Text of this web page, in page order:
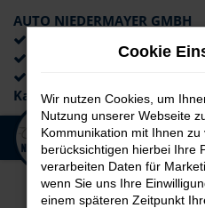
Zum
Hauptinhalt
springen
AUTO NIEDERMAYER GMBH
Lieferung an die Haustür
Kaufabwicklung
Cookie
Wir nutzen Cookies, um
Nutzung unserer Webseite
Kommunikation mit Ihnen
berücksichtigen hierbei Ihre
verarbeiten Daten für
wenn Sie uns Ihre
einem späteren Zeitpunkt